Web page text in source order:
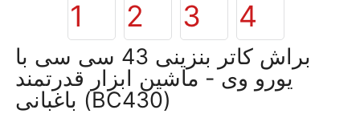
براش کاتر بنزینی 43 سی سی با
یورو وی - ماشین ابزار قدرتمند
باغبانی (BC430)